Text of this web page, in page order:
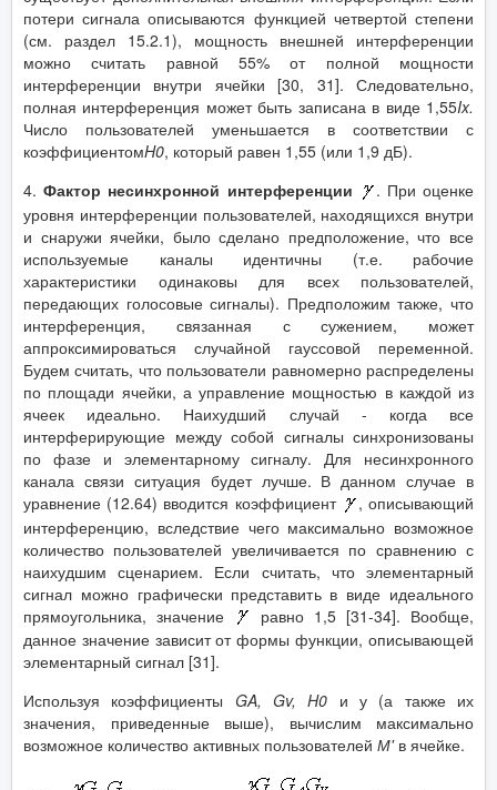
потери сигнала описываются функцией четвертой степени
(см. раздел 15.2.1), мощность внешней интерференции
можно считать равной 55% от полной мощности
интерференции внутри ячейки [30, 31]. Следовательно,
полная интерференция может быть записана в виде 1,55Ix.
Число пользователей уменьшается в соответствии с
коэффициентомH0, который равен 1,55 (или 1,9 дБ).
4.Фактор несинхронной интерференции
. При оценке
уровня интерференции пользователей, находящихся внутри
и снаружи ячейки, было сделано предположение, что все
используемые каналы идентичны (т.е. рабочие
характеристики одинаковы для всех пользователей,
передающих голосовые сигналы). Предположим также, что
интерференция, связанная с сужением, может
аппроксимироваться случайной гауссовой переменной.
Будем считать, что пользователи равномерно распределены
по площади ячейки, а управление мощностью в каждой из
ячеек идеально. Наихудший случай - когда все
интерферирующие между собой сигналы синхронизованы
по фазе и элементарному сигналу. Для несинхронного
канала связи ситуация будет лучше. В данном случае в
уравнение (12.64) вводится коэффициент
, описывающий
интерференцию, вследствие чего максимально возможное
количество пользователей увеличивается по сравнению с
наихудшим сценарием. Если считать, что элементарный
сигнал можно графически представить в виде идеального
прямоугольника, значение
равно 1,5 [31-34]. Вообще,
данное значение зависит от формы функции, описывающей
элементарный сигнал [31].
Используя коэффициенты GA,Gv,H0 и у (а также их
значения, приведенные выше), вычислим максимально
возможное количество активных пользователей М'в ячейке.